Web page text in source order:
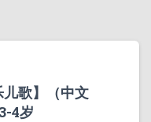
歌】（中文
4岁